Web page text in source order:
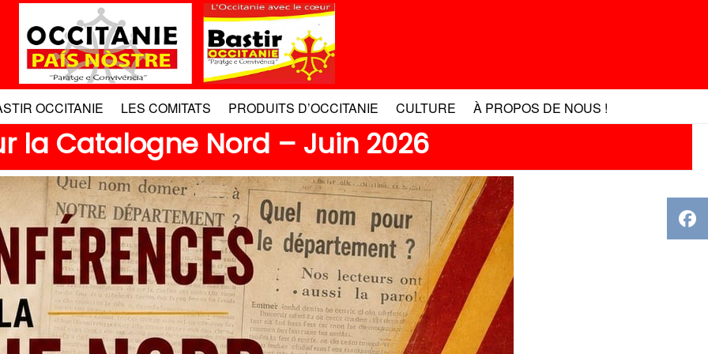
OCCITANIE LES COMITATS PRODUITS D’OCCITANIE CULTURE À PROPOS DE NOUS !
la Catalogne Nord – Juin 2026